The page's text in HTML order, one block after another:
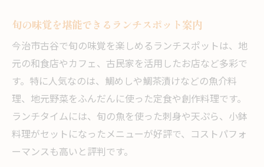
旬の味覚を堪能できるランチスポット案内
今治市古谷で旬の味覚を楽しめるランチスポットは、地
元の和食店やカフェ、古民家を活用したお店など多彩で
す。特に人気なのは、鯛めしや鯛茶漬けなどの魚介料
理、地元野菜をふんだんに使った定食や創作料理です。
ランチタイムには、旬の魚を使った刺身や天ぷら、小鉢
料理がセットになったメニューが好評で、コストパフォ
ーマンスも高いと評判です。